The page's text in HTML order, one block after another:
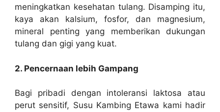
meningkatkan kesehatan tulang. Disamping itu,
kaya akan kalsium, fosfor, dan magnesium,
mineral penting yang memberikan dukungan
tulang dan gigi yang kuat.
2. Pencernaan lebih Gampang
Bagi pribadi dengan intoleransi laktosa atau
perut sensitif, Susu Kambing Etawa kami hadir